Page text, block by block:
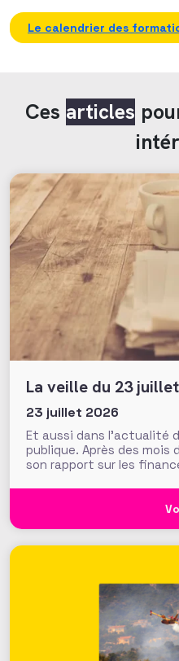
Le calendrier des
Ces articles
La veille du 23
23 juillet 2026
Et aussi dans l’actualité
publique. Après des mois
son rapport sur les
influence croissante
général. Fonds de